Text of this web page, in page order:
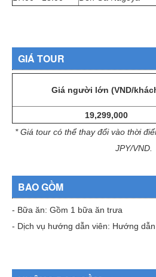
GIÁ TOUR
Giá người lớn (VND/
19,299,000
* Giá tour có thể thay đổi vào thời
JPY/VND.
BAO GỒM
- Bữa ăn: Gồm 1 bữa ăn trưa
- Dịch vụ hướng dẫn viên: Hướng